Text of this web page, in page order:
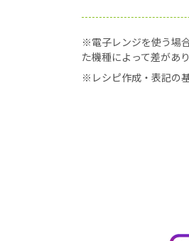
※電子レンジを使う場
た機種によって差があ
※レシピ作成・表記の基